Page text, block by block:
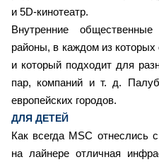
и 5D-кинотеатр.
Внутренние
районы, в каждом из которых
и который подходит для
пар, компаний и т. д.
европейских городов.
ДЛЯ ДЕТЕЙ
Как всегда MSC
на лайнере отличная